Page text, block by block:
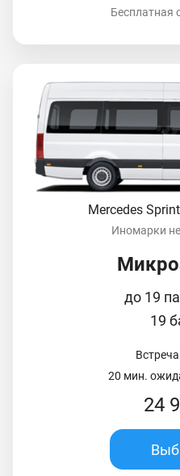
Бесплатная
Mercedes
Иномарки
до 19
19
20 мин.
24